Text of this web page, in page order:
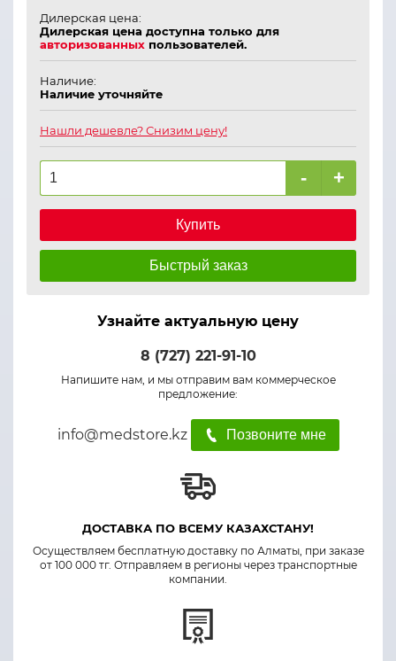
Дилерская цена:
Дилерская цена доступна только для
авторизованных пользователей.
Наличие:
Наличие уточняйте
Нашли дешевле? Снизим цену!
- +
Купить
Быстрый заказ
Узнайте актуальную цену
8 (727) 221-91-10
Напишите нам, и мы отправим вам коммерческое
предложение:
info@medstore.kz Позвоните мне
ДОСТАВКА ПО ВСЕМУ КАЗАХСТАНУ!
Осуществляем бесплатную доставку по Алматы, при заказе
от 100 000 тг. Отправляем в регионы через транспортные
компании.